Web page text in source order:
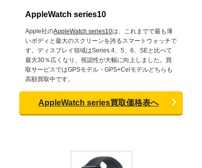
AppleWatch series10
Apple社のAppleWatch series10は、これまでで最も薄
いボディと最大のスクリーンを誇るスマートウォッチで
す。ディスプレイ領域はSeries 4、5、6、SEと比べて
最大30％広くなり、視認性が大幅に向上しました。買
取サービスではGPSモデル・GPS+Celモデルどちらも
高額買取中です。
AppleWatch series買取価格表へ